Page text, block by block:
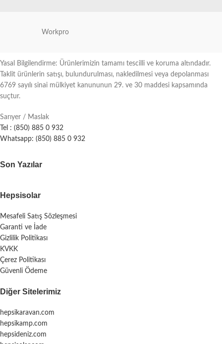
Workpro
Yasal Bilgilendirme: Ürünlerimizin tamamı tescilli ve koruma altındadır.
Taklit ürünlerin satışı, bulundurulması, nakledilmesi veya depolanması
6769 sayılı sinai mülkiyet kanununun 29. ve 30 maddesi kapsamında
suçtur.
Sarıyer / Maslak
Tel : (850) 885 0 932
Whatsapp: (850) 885 0 932
Son Yazılar
Hepsisolar
Mesafeli Satış Sözleşmesi
Garanti ve İade
Gizlilik Politikası
KVKK
Çerez Politikası
Güvenli Ödeme
Diğer Sitelerimiz
hepsikaravan.com
hepsikamp.com
hepsideniz.com